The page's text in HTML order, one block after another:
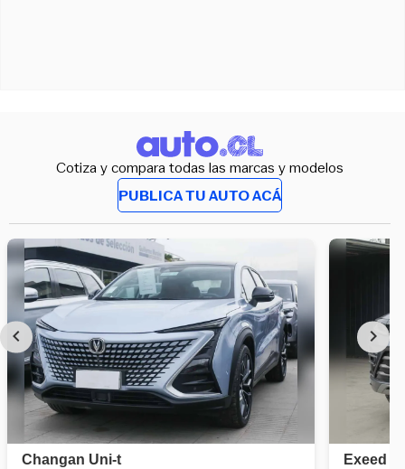
Cotiza y compara todas las marcas y modelos
PUBLICA TU AUTO ACÁ